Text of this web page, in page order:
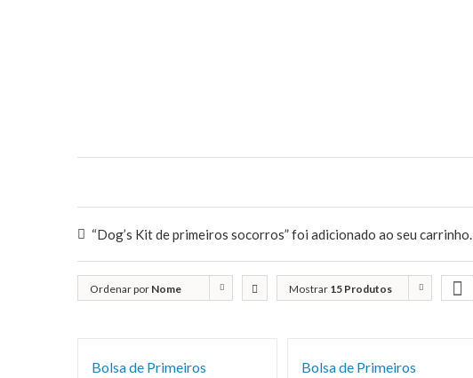
“Dog’s Kit de primeiros socorros” foi adicionado ao seu carrinho.
Ordenar por Nome Mostrar 15 Produtos
Bolsa de Primeiros
Bolsa de Primeiros